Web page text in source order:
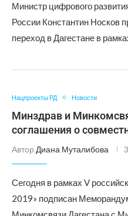
Министр цифрового
России Константин Носков
переход в Дагестане в
Нацпроекты РД Новости
Минздрав и
соглашения о
Автор Диана Муталибова
Сегодня в рамках V
2019» подписан